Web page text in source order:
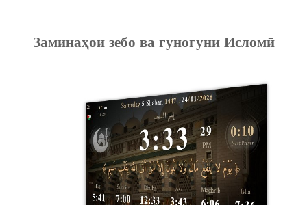
Заминаҳои зебо ва гуногуни Исломӣ